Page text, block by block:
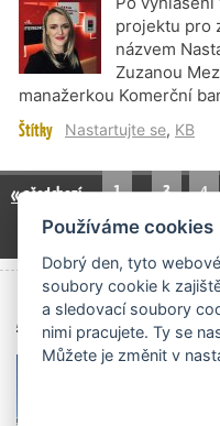
projektu pro
názvem
Zuzanou
manažerkou Komerční
Štítky Nastartujte se, KB
« předchozí 1 … 3 4
13
Archiv čísel
Používáme cookies
Dobrý den, tyto
soubory cookie k
a sledovací soubory
nimi pracujete. Ty se
Můžete je změnit v